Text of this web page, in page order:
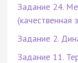
Задание 24.
(качественная
Задание 2.
Задание 11.